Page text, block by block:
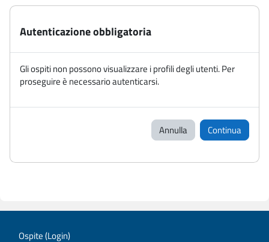
Autenticazione obbligatoria
Gli ospiti non possono visualizzare i profili degli utenti. Per
proseguire è necessario autenticarsi.
Annulla Continua
Ospite (Login)